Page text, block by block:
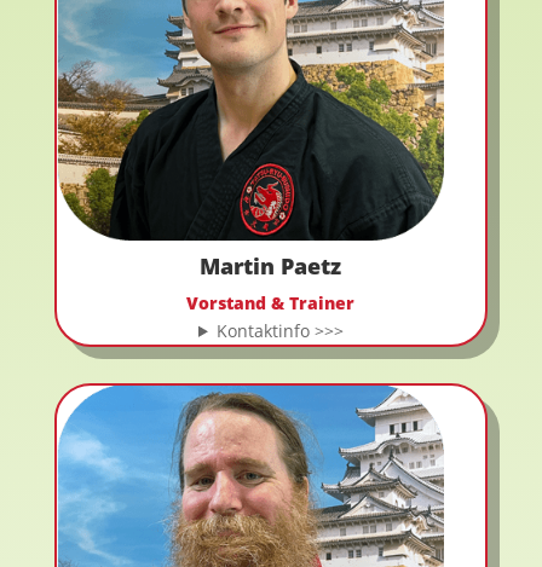
Martin Paetz
Vorstand & Trainer
Kontaktinfo >>>